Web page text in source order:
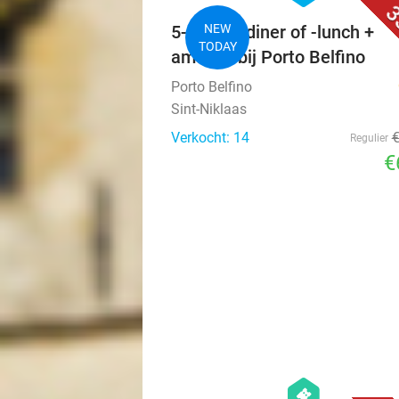
NEW
TODAY
5-gangendiner of -lunch +
amuses bij Porto Belfino
Porto Belfino
Sint-Niklaas
Verkocht: 14
Regulier
events